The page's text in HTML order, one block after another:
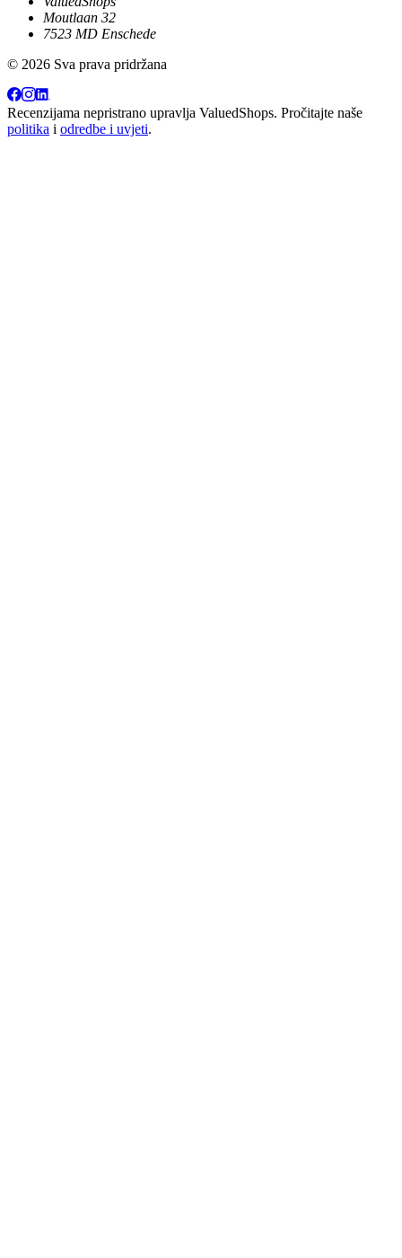
Moutlaan 32
7523 MD Enschede
© 2026 Sva prava pridržana
Recenzijama nepristrano upravlja ValuedShops. Pročitajte naše
politika i odredbe i uvjeti.